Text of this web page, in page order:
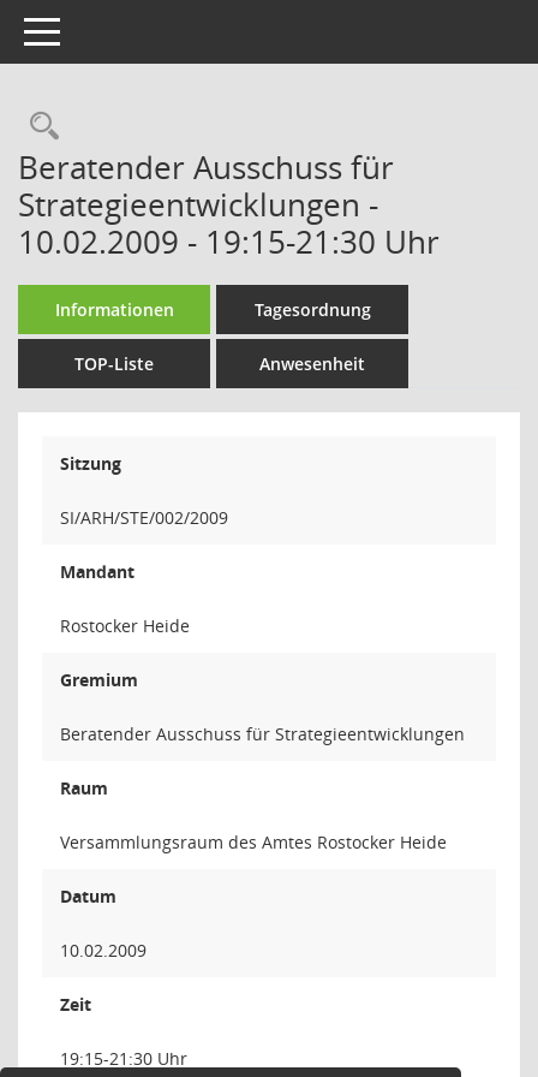
Toggle navigation
Rechercheauswahl
Beratender Ausschuss für
Strategieentwicklungen -
10.02.2009 - 19:15-21:30 Uhr
Informationen Tagesordnung
TOP-Liste Anwesenheit
Sitzung
SI/ARH/STE/002/2009
Mandant
Rostocker Heide
Gremium
Beratender Ausschuss für Strategieentwicklungen
Raum
Versammlungsraum des Amtes Rostocker Heide
Datum
10.02.2009
Zeit
19:15-21:30 Uhr